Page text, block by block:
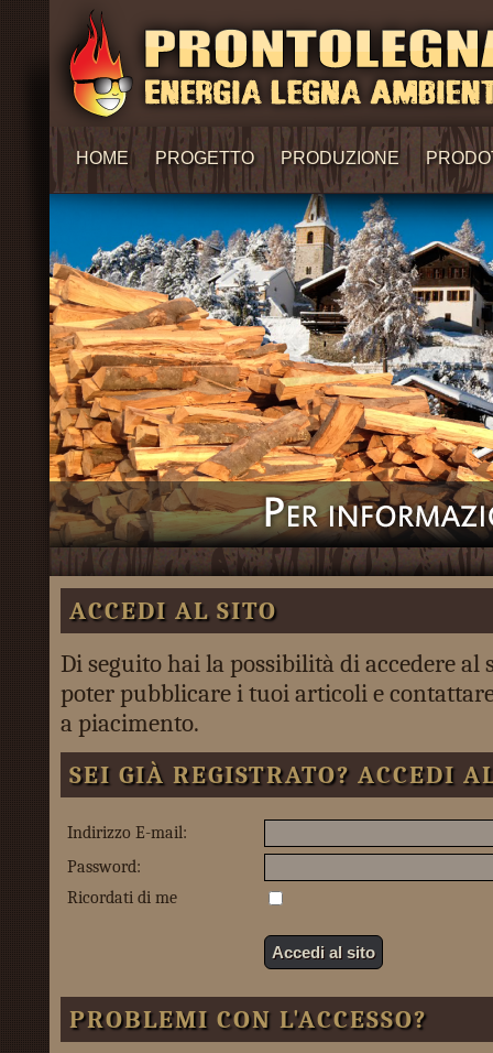
HOME PROGETTO PRODUZIONE
ACCEDI AL SITO
Di seguito hai la possibilità di accedere al
poter pubblicare i tuoi articoli e
a piacimento.
SEI GIÀ REGISTRATO? ACCEDI
Indirizzo E-mail:
Password:
Ricordati di me
PROBLEMI CON L'ACCESSO?